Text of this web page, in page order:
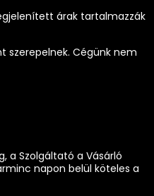
árak tartalmazzák
szerepelnek. Cégünk nem
a Szolgáltató a Vásárló
napon belül köteles a